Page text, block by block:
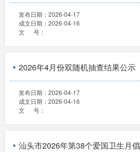
发布日期： 2026-04-17
成文日期： 2026-04-16
文 号：
2026年4月份双随机抽查结果公示
发布日期： 2026-04-17
成文日期： 2026-04-16
文 号：
汕头市2026年第38个爱国卫生月